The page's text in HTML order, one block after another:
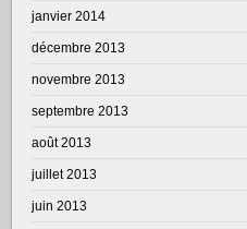
janvier 2014
décembre 2013
novembre 2013
septembre 2013
août 2013
juillet 2013
juin 2013